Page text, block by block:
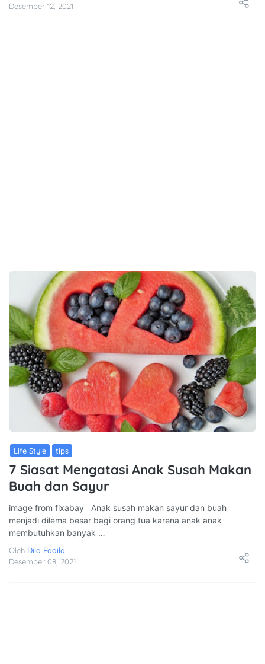
Desember 12, 2021
Life Style Tips
7 Siasat Mengatasi Anak Susah Makan
Buah dan Sayur
image from fixabay Anak susah makan sayur dan buah
menjadi dilema besar bagi orang tua karena anak anak
membutuhkan banyak …
Oleh Dila Fadila
Desember 08, 2021